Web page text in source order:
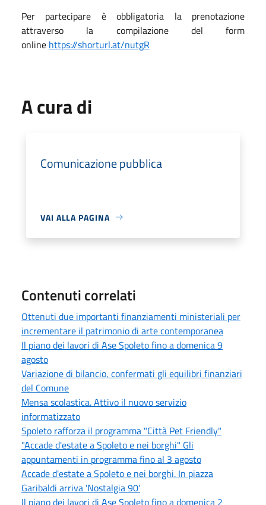
Per partecipare è obbligatoria la prenotazione
attraverso la compilazione del form
online https://shorturl.at/nutgR
A cura di
Comunicazione pubblica
VAI ALLA PAGINA
Contenuti correlati
Ottenuti due importanti finanziamenti ministeriali per
incrementare il patrimonio di arte contemporanea
Il piano dei lavori di Ase Spoleto fino a domenica 9
agosto
Variazione di bilancio, confermati gli equilibri finanziari
del Comune
Mensa scolastica. Attivo il nuovo servizio
informatizzato
Spoleto rafforza il programma "Città Pet Friendly"
"Accade d'estate a Spoleto e nei borghi" Gli
appuntamenti in programma fino al 3 agosto
Accade d'estate a Spoleto e nei borghi. In piazza
Garibaldi arriva 'Nostalgia 90'
Il piano dei lavori di Ase Spoleto fino a domenica 2